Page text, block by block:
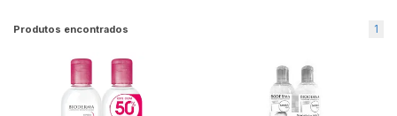
Produtos encontrados 1